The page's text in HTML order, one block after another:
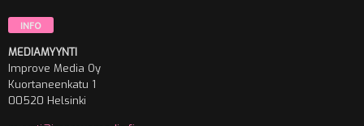
INFO
MEDIAMYYNTI
Improve Media Oy
Kuortaneenkatu 1
00520 Helsinki